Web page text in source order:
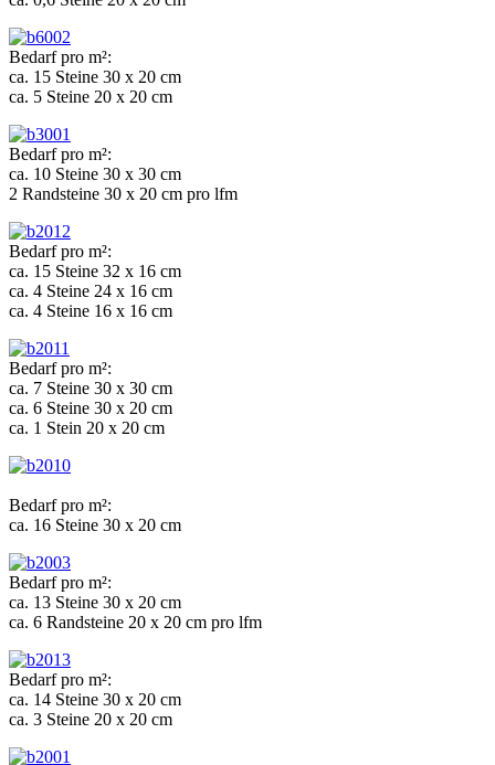
Bedarf pro m²:
ca. 15 Steine 30 x 20 cm
ca. 5 Steine 20 x 20 cm
Bedarf pro m²:
ca. 10 Steine 30 x 30 cm
2 Randsteine 30 x 20 cm pro lfm
Bedarf pro m²:
ca. 15 Steine 32 x 16 cm
ca. 4 Steine 24 x 16 cm
ca. 4 Steine 16 x 16 cm
Bedarf pro m²:
ca. 7 Steine 30 x 30 cm
ca. 6 Steine 30 x 20 cm
ca. 1 Stein 20 x 20 cm
Bedarf pro m²:
ca. 16 Steine 30 x 20 cm
Bedarf pro m²:
ca. 13 Steine 30 x 20 cm
ca. 6 Randsteine 20 x 20 cm pro lfm
Bedarf pro m²:
ca. 14 Steine 30 x 20 cm
ca. 3 Steine 20 x 20 cm